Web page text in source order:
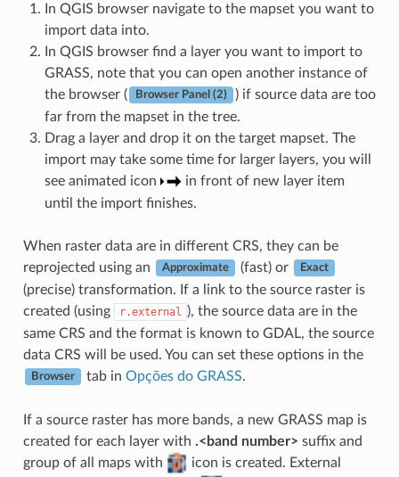
In QGIS browser navigate to the mapset you want to
import data into.
In QGIS browser find a layer you want to import to
GRASS, note that you can open another instance of
the browser (
Browser Panel (2)
) if source data are too
far from the mapset in the tree.
Drag a layer and drop it on the target mapset. The
import may take some time for larger layers, you will
see animated icon
in front of new layer item
until the import finishes.
When raster data are in different CRS, they can be
reprojected using an
Approximate (fast) or Exact
(precise) transformation. If a link to the source raster is
created (using
r.external
), the source data are in the
same CRS and the format is known to GDAL, the source
data CRS will be used. You can set these options in the
Browser tab in Opções do GRASS.
If a source raster has more bands, a new GRASS map is
created for each layer with .<band number> suffix and
group of all maps with
icon is created. External